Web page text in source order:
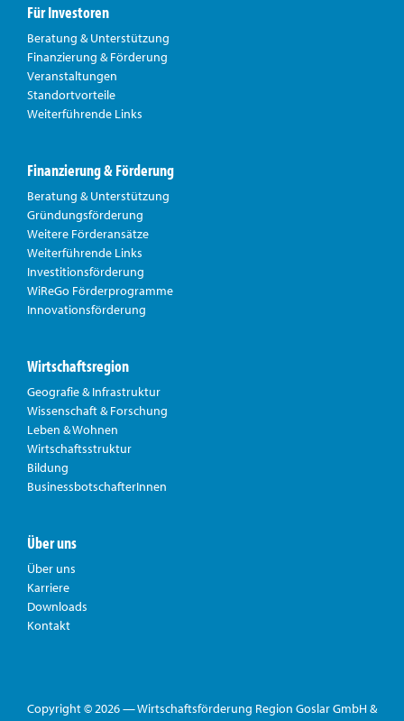
Für Investoren
Beratung & Unterstützung
Finanzierung & Förderung
Veranstaltungen
Standortvorteile
Weiterführende Links
Finanzierung & Förderung
Beratung & Unterstützung
Gründungsförderung
Weitere Förderansätze
Weiterführende Links
Investitionsförderung
WiReGo Förderprogramme
Innovationsförderung
Wirtschaftsregion
Geografie & Infrastruktur
Wissenschaft & Forschung
Leben & Wohnen
Wirtschaftsstruktur
Bildung
BusinessbotschafterInnen
Über uns
Über uns
Karriere
Downloads
Kontakt
Copyright © 2026 — Wirtschaftsförderung Region Goslar GmbH &